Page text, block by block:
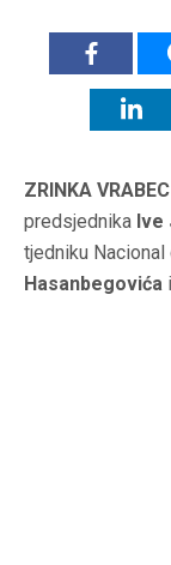
ZRINKA
predsjednika
tjedniku
Hasanbegovića